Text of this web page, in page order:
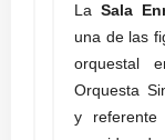
La Sala
una de las
orquestal
Orquesta
y